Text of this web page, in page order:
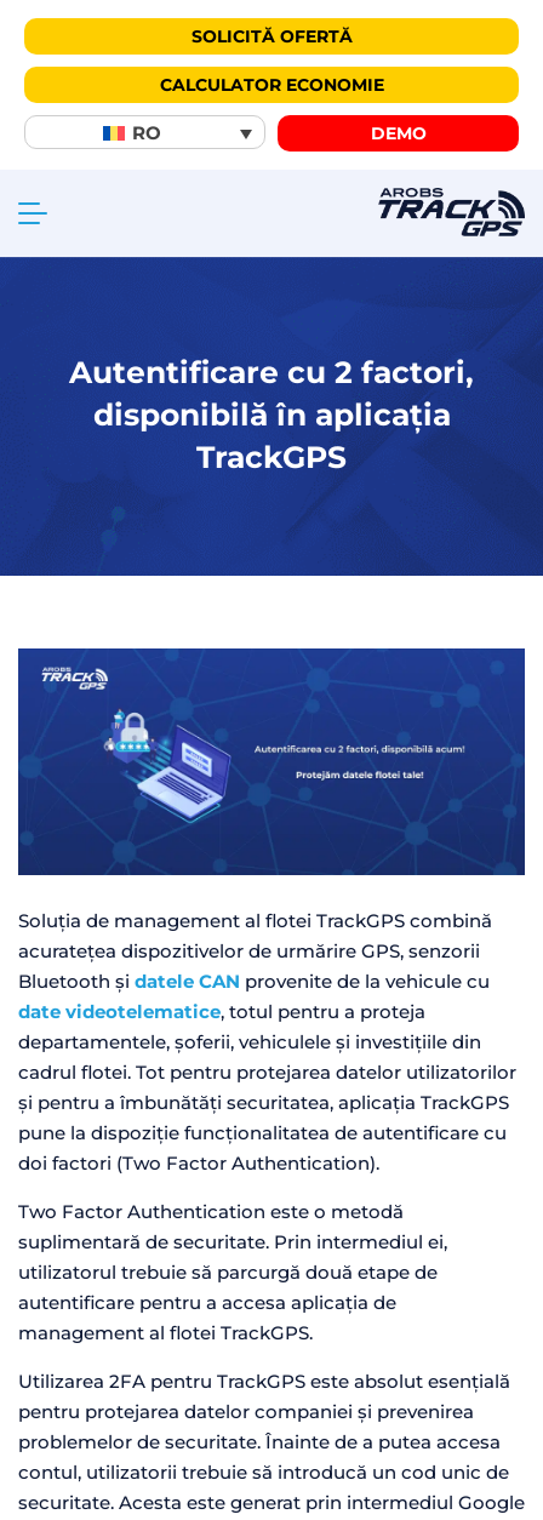
SOLICITĂ OFERTĂ
CALCULATOR ECONOMIE
RO DEMO
Autentificare cu 2 factori,
disponibilă în aplicația
TrackGPS
Soluția de management al flotei TrackGPS combină
acuratețea dispozitivelor de urmărire GPS, senzorii
Bluetooth și datele CAN provenite de la vehicule cu
date videotelematice, totul pentru a proteja
departamentele, șoferii, vehiculele și investițiile din
cadrul flotei. Tot pentru protejarea datelor utilizatorilor
și pentru a îmbunătăți securitatea, aplicația TrackGPS
pune la dispoziție funcționalitatea de autentificare cu
doi factori (Two Factor Authentication).
Two Factor Authentication este o metodă
suplimentară de securitate. Prin intermediul ei,
utilizatorul trebuie să parcurgă două etape de
autentificare pentru a accesa aplicația de
management al flotei TrackGPS.
Utilizarea 2FA pentru TrackGPS este absolut esențială
pentru protejarea datelor companiei și prevenirea
problemelor de securitate. Înainte de a putea accesa
contul, utilizatorii trebuie să introducă un cod unic de
securitate. Acesta este generat prin intermediul Google